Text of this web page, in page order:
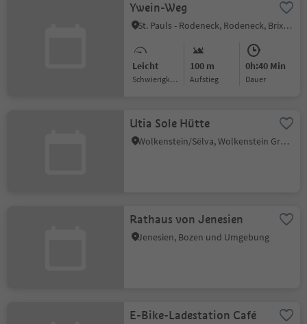
Ywein-Weg
St. Pauls - Rodeneck, Rodeneck, Brixen und Umgebung
Leicht
Schwierigkeitsgrad
100 m
Aufstieg
0h:40 Min
Dauer
Utia Sole Hütte
Wolkenstein/Sëlva, Wolkenstein Gröden, Dolomitenregion Gröden
Rathaus von Jenesien
Jenesien, Bozen und Umgebung
E-Bike-Ladestation Café